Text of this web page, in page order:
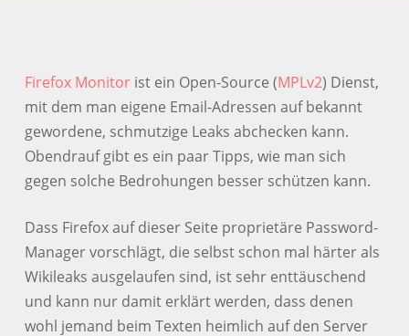
Firefox Monitorist ein Open-Source (MPLv2) Dienst,
mit dem man eigene Email-Adressen auf bekannt
gewordene, schmutzige Leaks abchecken kann.
Obendrauf gibt es ein paar Tipps, wie man sich
gegen solche Bedrohungen besser schützen kann.
Dass Firefox auf dieser Seite proprietäre Password-
Manager vorschlägt, die selbst schon mal härter als
Wikileaks ausgelaufen sind, ist sehr enttäuschend
und kann nur damit erklärt werden, dass denen
wohl jemand beim Texten heimlich auf den Server